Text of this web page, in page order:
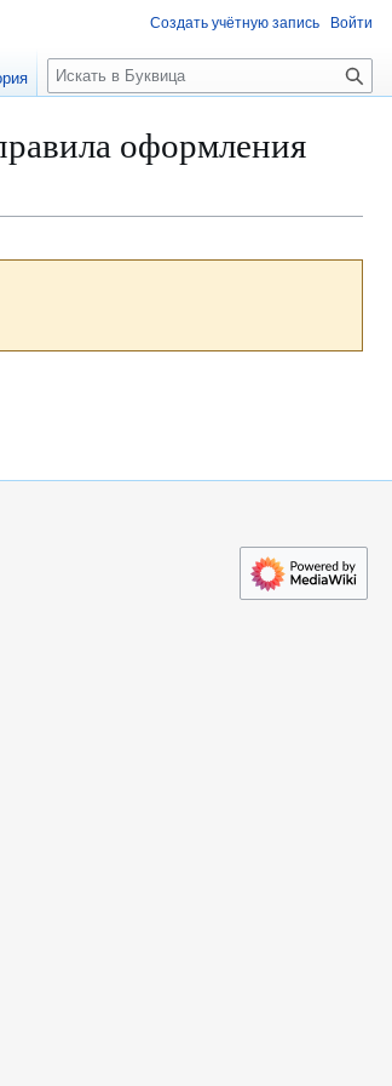
оформления
Создать учётную запись Войти
П
о
с